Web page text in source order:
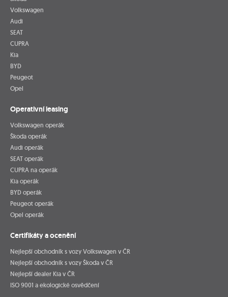
Volkswagen
Audi
SEAT
CUPRA
Kia
BYD
Peugeot
Opel
Operativní leasing
Volkswagen operák
Škoda operák
Audi operák
SEAT operák
CUPRA na operák
Kia operák
BYD operák
Peugeot operák
Opel operák
Certifikáty a ocenění
Nejlepší obchodník s vozy Volkswagen v ČR
Nejlepší obchodník s vozy Škoda v ČR
Nejlepší dealer Kia v ČR
ISO 9001 a ekologické osvědčení